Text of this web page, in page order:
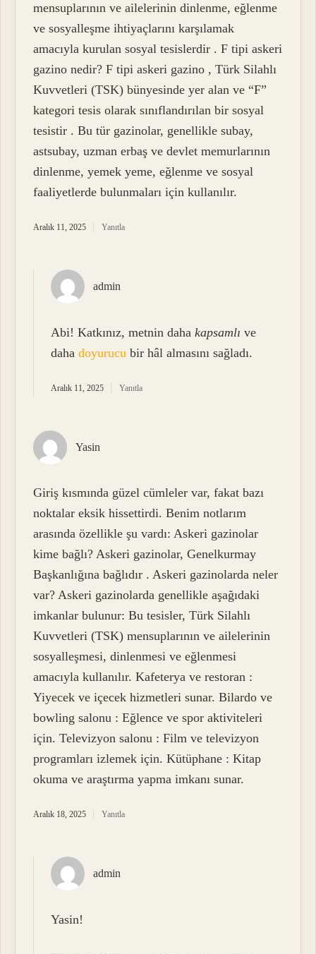
mensuplarının ve ailelerinin dinlenme, eğlenme
ve sosyalleşme ihtiyaçlarını karşılamak
amacıyla kurulan sosyal tesislerdir . F tipi askeri
gazino nedir? F tipi askeri gazino , Türk Silahlı
Kuvvetleri (TSK) bünyesinde yer alan ve “F”
kategori tesis olarak sınıflandırılan bir sosyal
tesistir . Bu tür gazinolar, genellikle subay,
astsubay, uzman erbaş ve devlet memurlarının
dinlenme, yemek yeme, eğlenme ve sosyal
faaliyetlerde bulunmaları için kullanılır.
Aralık 11, 2025 Yanıtla
admin
Abi! Katkınız, metnin dahakapsamlı ve
dahadoyurucu bir hâl almasını sağladı.
Aralık 11, 2025 Yanıtla
Yasin
Giriş kısmında güzel cümleler var, fakat bazı
noktalar eksik hissettirdi. Benim notlarım
arasında özellikle şu vardı: Askeri gazinolar
kime bağlı? Askeri gazinolar, Genelkurmay
Başkanlığına bağlıdır . Askeri gazinolarda neler
var? Askeri gazinolarda genellikle aşağıdaki
imkanlar bulunur: Bu tesisler, Türk Silahlı
Kuvvetleri (TSK) mensuplarının ve ailelerinin
sosyalleşmesi, dinlenmesi ve eğlenmesi
amacıyla kullanılır. Kafeterya ve restoran :
Yiyecek ve içecek hizmetleri sunar. Bilardo ve
bowling salonu : Eğlence ve spor aktiviteleri
için. Televizyon salonu : Film ve televizyon
programları izlemek için. Kütüphane : Kitap
okuma ve araştırma yapma imkanı sunar.
Aralık 18, 2025 Yanıtla
admin
Yasin!